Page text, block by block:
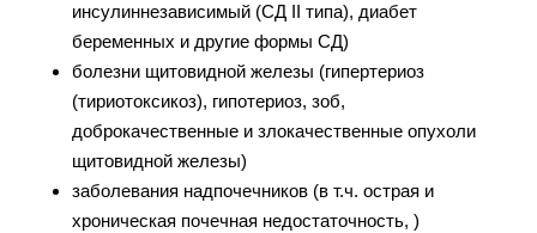
инсулиннезависимый (СД II типа), диабет
беременных и другие формы СД)
болезни щитовидной железы (гипертериоз
(тириотоксикоз), гипотериоз, зоб,
доброкачественные и злокачественные опухоли
щитовидной железы)
заболевания надпочечников (в т.ч. острая и
хроническая почечная недостаточность, )